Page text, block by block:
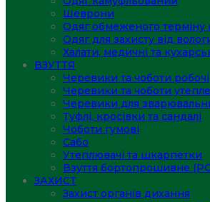
Шеврони
Одяг обмеженого терміну
Одяг для захисту від
Халати, медичні та
ВЗУТТЯ
Черевики та чоботи робочі
Черевики та чоботи
Черевики для
Туфлі, кросівки та сандалі
Чоботи гумові
Сабо
Утеплювачі та шкарпетки
Взуття бортопрошивне
ЗАХИСТ
Захист органів дихання